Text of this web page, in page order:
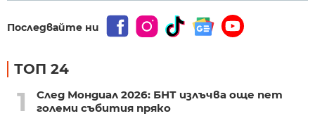
Последвайте ни
ТОП 24
1
След Мондиал 2026: БНТ излъчва още пет
големи събития пряко